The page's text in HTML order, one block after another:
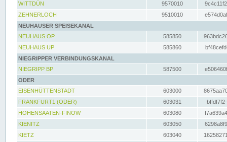
WITTDÜN
9570010
ZEHNERLOCH
9510010
NEUHAUSER SPEISEKANAL
NEUHAUS OP
585850
NEUHAUS UP
585860
NIEGRIPPER VERBINDUNGSKANAL
NIEGRIPP BP
587500
ODER
EISENHÜTTENSTADT
603000
FRANKFURT1 (ODER)
603031
HOHENSAATEN-FINOW
603080
KIENITZ
603050
KIETZ
603040